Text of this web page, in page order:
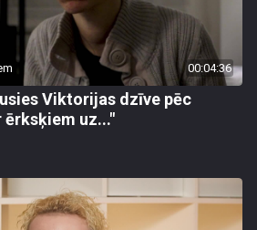
00:04:36
Viktorijas dzīve pēc
ērksķiem uz..."